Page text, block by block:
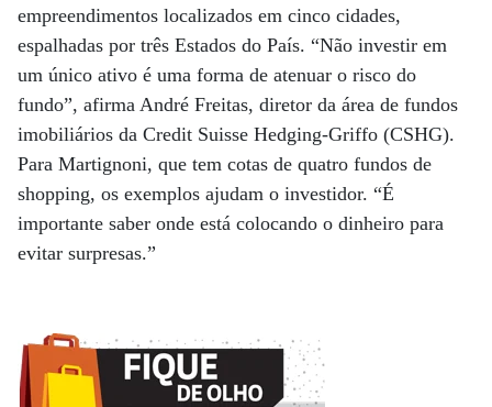
empreendimentos localizados em cinco cidades,
espalhadas por três Estados do País. “Não investir em
um único ativo é uma forma de atenuar o risco do
fundo”, afirma André Freitas, diretor da área de fundos
imobiliários da Credit Suisse Hedging-Griffo (CSHG).
Para Martignoni, que tem cotas de quatro fundos de
shopping, os exemplos ajudam o investidor. “É
importante saber onde está colocando o dinheiro para
evitar surpresas.”